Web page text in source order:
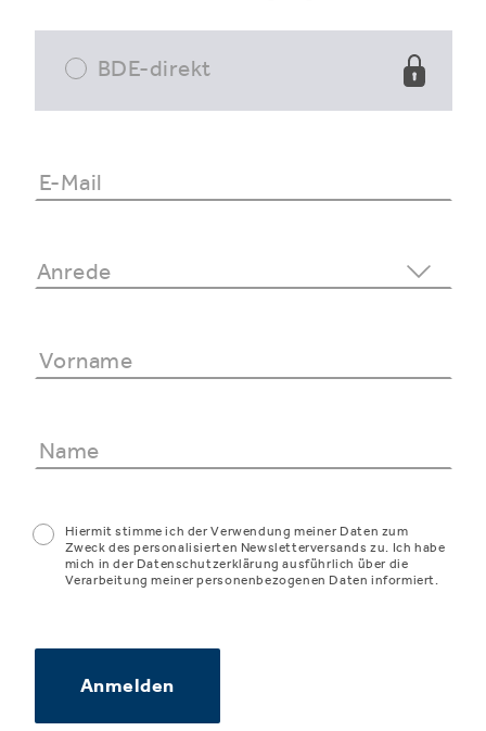
BDE-direkt
Hiermit stimme ich der Verwendung meiner Daten zum
Zweck des personalisierten Newsletterversands zu. Ich habe
mich in der Datenschutzerklärung ausführlich über die
Verarbeitung meiner personenbezogenen Daten informiert.
Anmelden